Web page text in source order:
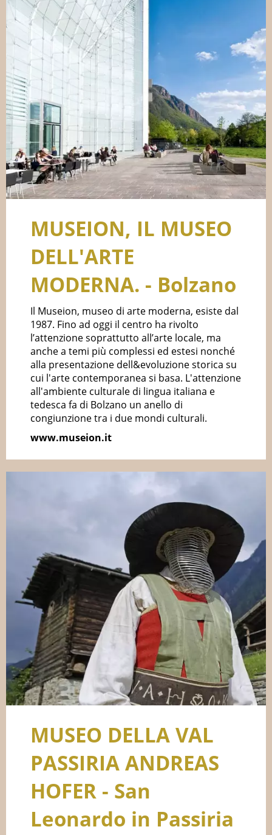
MUSEION, IL MUSEO
DELL'ARTE
MODERNA. - Bolzano
Il Museion, museo di arte moderna, esiste dal
1987. Fino ad oggi il centro ha rivolto
l’attenzione soprattutto all’arte locale, ma
anche a temi più complessi ed estesi nonché
alla presentazione dell&evoluzione storica su
cui l'arte contemporanea si basa. L'attenzione
all'ambiente culturale di lingua italiana e
tedesca fa di Bolzano un anello di
congiunzione tra i due mondi culturali.
www.museion.it
MUSEO DELLA VAL
PASSIRIA ANDREAS
HOFER - San
Leonardo in Passiria